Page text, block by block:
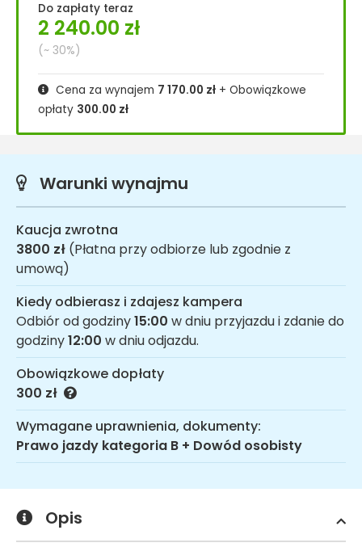
Do zapłaty teraz
2 240.00 zł
(~ 30%)
Cena za wynajem 7 170.00 zł + Obowiązkowe
opłaty 300.00 zł
Warunki wynajmu
Kaucja zwrotna
3800 zł (Płatna przy odbiorze lub zgodnie z
umową)
Kiedy odbierasz i zdajesz kampera
Odbiór od godziny15:00 w dniu przyjazdu i zdanie do
godziny12:00 w dniu odjazdu.
Obowiązkowe dopłaty
300 zł
Wymagane uprawnienia, dokumenty:
Prawo jazdy kategoria B + Dowód osobisty
Opis